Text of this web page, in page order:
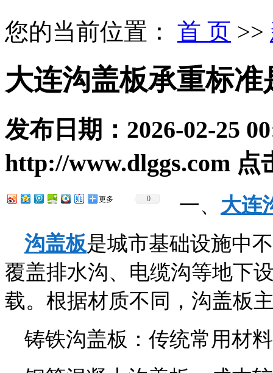
您的当前位置： 首 页 >>
大连沟盖板承重标
发布日期： 2026-02-25
http://www.dlggs.com 点
更多 0 一、 大连
沟盖板是城市基础设施中
覆盖排水沟、电缆沟等地下
载。根据材质不同，沟盖板
铸铁沟盖板：传统常用材